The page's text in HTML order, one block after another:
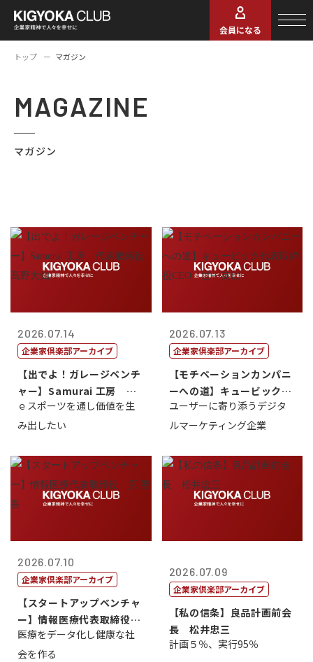
会員になる
トップ マガジン
MAGAZINE
マガジン
2026.07.14
企業家倶楽部アーカイブ
【出でよ！ガレージベンチ
ャー】Samurai 工房 代
表取締...
ｅスポーツを通し価値を生
み出したい
2026.07.13
企業家倶楽部アーカイブ
【モチベーションカンパニ
ーへの道】キュービック代
表取締役CE...
ユーザーに寄り添うデジタ
ルマーケティング企業
2026.07.10
企業家倶楽部アーカイブ
【スタートアップベンチャ
ー】情報医療代表取締役
原 聖吾
医療をデータ化し健康な社
会を作る
2026.07.09
企業家倶楽部アーカイブ
【私の信条】良品計画前会
長 松井忠三
計画５％、実行95％